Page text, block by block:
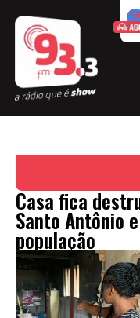
Casa fica
Santo Antônio
população